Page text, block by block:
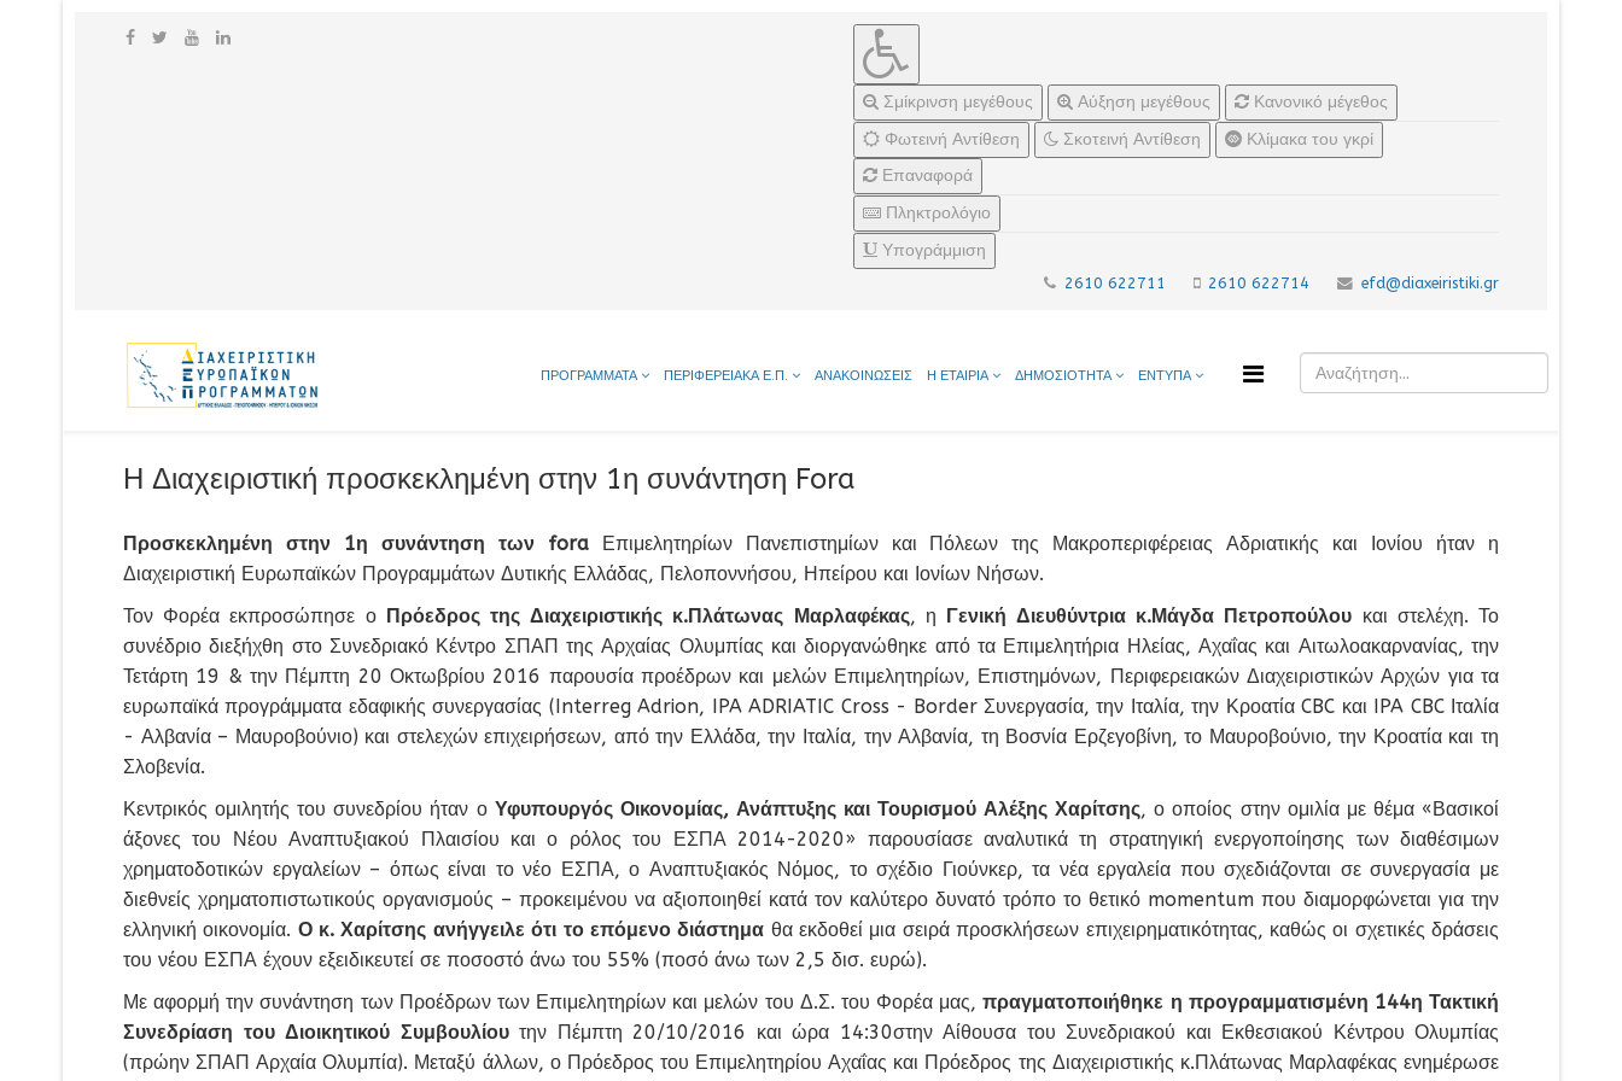
Σμίκρινση μεγέθους Αύξηση μεγέθους
Κανονικό μέγεθος
Φωτεινή Αντίθεση
Σκοτεινή Αντίθεση
Κλίμακα του γκρί
Επαναφορά
Πληκτρολόγιο
Υπογράμμιση
2610 622711 2610 622714 efd@diaxeiristiki.gr
ΠΡΟΓΡΑΜΜΑΤΑ ΠΕΡΙΦΕΡΕΙΑΚΑ Ε.Π. ΑΝΑΚΟΙΝΩΣΕΙΣ Η ΕΤΑΙΡΙΑ ΔΗΜΟΣΙΟΤΗΤΑ ΕΝΤΥΠΑ
Η Διαχειριστική προσκεκλημένη στην 1η συνάντηση Fora
Προσκεκλημένη στην 1η συνάντηση των foraΕπιμελητηρίων Πανεπιστημίων και Πόλεων της Μακροπεριφέρειας Αδριατικής και Ιονίου ήταν η
Διαχειριστική Ευρωπαϊκών Προγραμμάτων Δυτικής Ελλάδας, Πελοποννήσου, Ηπείρου και Ιονίων Νήσων.
Τον Φορέα εκπροσώπησε ο Πρόεδρος της Διαχειριστικής κ.Πλάτωνας Μαρλαφέκας, η Γενική Διευθύντρια κ.Μάγδα Πετροπούλου και στελέχη. Το
συνέδριο διεξήχθη στο Συνεδριακό Κέντρο ΣΠΑΠ της Αρχαίας Ολυμπίας και διοργανώθηκε από τα Επιμελητήρια Ηλείας, Αχαΐας και Αιτωλοακαρνανίας, την
Τετάρτη 19 & την Πέμπτη 20 Οκτωβρίου 2016 παρουσία προέδρων και μελών Επιμελητηρίων, Επιστημόνων, Περιφερειακών Διαχειριστικών Αρχών για τα
ευρωπαϊκά προγράμματα εδαφικής συνεργασίας (Interreg Adrion, IPA ADRIATIC Cross - Border Συνεργασία, την Ιταλία, την Κροατία CBC και IPA CBC Ιταλία
- Αλβανία – Μαυροβούνιο) και στελεχών επιχειρήσεων, από την Ελλάδα, την Ιταλία, την Αλβανία, τη Βοσνία Ερζεγοβίνη, το Μαυροβούνιο, την Κροατία και τη
Σλοβενία.
Κεντρικός ομιλητής του συνεδρίου ήταν ο Υφυπουργός Οικονομίας, Ανάπτυξης και Τουρισμού Αλέξης Χαρίτσης, ο οποίος στην ομιλία με θέμα «Βασικοί
άξονες του Νέου Αναπτυξιακού Πλαισίου και ο ρόλος του ΕΣΠΑ 2014-2020» παρουσίασε αναλυτικά τη στρατηγική ενεργοποίησης των διαθέσιμων
χρηματοδοτικών εργαλείων – όπως είναι το νέο ΕΣΠΑ, ο Αναπτυξιακός Νόμος, το σχέδιο Γιούνκερ, τα νέα εργαλεία που σχεδιάζονται σε συνεργασία με
διεθνείς χρηματοπιστωτικούς οργανισμούς – προκειμένου να αξιοποιηθεί κατά τον καλύτερο δυνατό τρόπο το θετικό momentum που διαμορφώνεται για την
ελληνική οικονομία. Ο κ. Χαρίτσης ανήγγειλε ότι το επόμενο διάστημα θα εκδοθεί μια σειρά προσκλήσεων επιχειρηματικότητας, καθώς οι σχετικές δράσεις
του νέου ΕΣΠΑ έχουν εξειδικευτεί σε ποσοστό άνω του 55% (ποσό άνω των 2,5 δισ. ευρώ).
Με αφορμή την συνάντηση των Προέδρων των Επιμελητηρίων και μελών του Δ.Σ. του Φορέα μας,πραγματοποιήθηκε η προγραμματισμένη 144η Τακτική
Συνεδρίαση του Διοικητικού Συμβουλίουτην Πέμπτη 20/10/2016 και ώρα 14:30στην Αίθουσα του Συνεδριακού και Εκθεσιακού Κέντρου Ολυμπίας
(πρώην ΣΠΑΠ Αρχαία Ολυμπία). Μεταξύ άλλων, ο Πρόεδρος του Επιμελητηρίου Αχαΐας και Πρόεδρος της Διαχειριστικής κ.Πλάτωνας Μαρλαφέκας ενημέρωσε